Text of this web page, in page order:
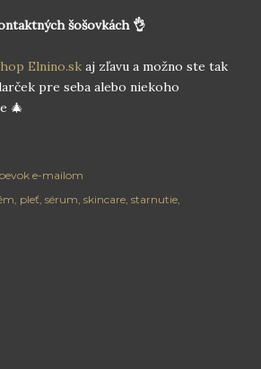
šošovkách 👌
Elnino.sk aj zľavu a možno ste tak
pre seba alebo niekoho
🎄
e-mailom
pleť sérum skincare starnutie